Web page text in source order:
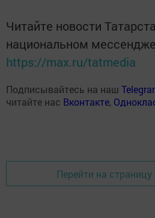
Читайте новости
национальном
https://max.ru/tatmedia
Подписывайтесь на наш
читайте нас Вконтакте,
Перейти на страницу